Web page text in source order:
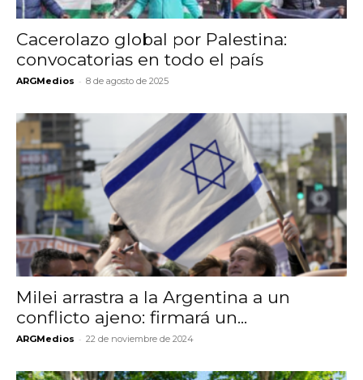
Cacerolazo global por Palestina:
convocatorias en todo el país
ARGMedios - 8 de agosto de 2025
Milei arrastra a la Argentina a un
conflicto ajeno: firmará un...
ARGMedios - 22 de noviembre de 2024